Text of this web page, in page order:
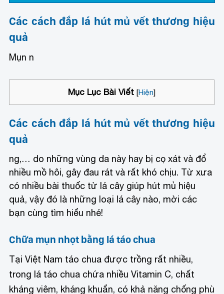
Các cách đắp lá hút mủ vết thương hiệu
quả
Mụn n
Mục Lục Bài Viết [Hiện]
Các cách đắp lá hút mủ vết thương hiệu
quả
ng,… do những vùng da này hay bị cọ xát và đổ
nhiều mồ hôi, gây đau rát và rất khó chịu. Từ xưa
có nhiều bài thuốc từ lá cây giúp hút mủ hiệu
quả, vậy đó là những loại lá cây nào, mời các
bạn cùng tìm hiểu nhé!
Chữa mụn nhọt bằng lá táo chua
Tại Việt Nam táo chua được trồng rất nhiều,
trong lá táo chua chứa nhiều Vitamin C, chất
kháng viêm, kháng khuẩn, có khả năng chống phù